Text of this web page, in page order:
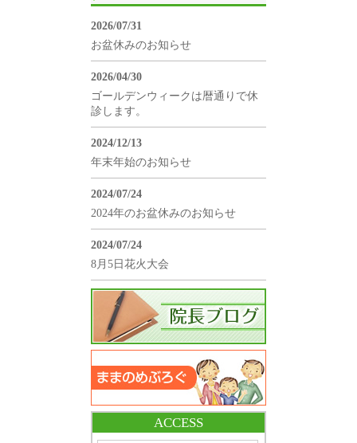
2026/07/31
お盆休みのお知らせ
2026/04/30
ゴールデンウィークは暦通りで休
診します。
2024/12/13
年末年始のお知らせ
2024/07/24
2024年のお盆休みのお知らせ
2024/07/24
8月5日花火大会
ACCESS